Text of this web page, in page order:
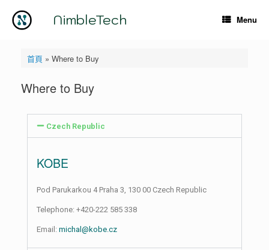
NimbleTech Menu
首頁 » Where to Buy
Where to Buy
Czech Republic
KOBE
Pod Parukarkou 4 Praha 3, 130 00 Czech Republic
Telephone: +420-222 585 338
Email: michal@kobe.cz